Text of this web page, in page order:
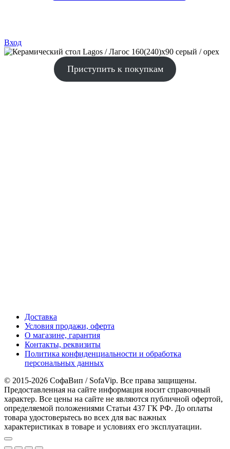
Вход
Приступить к покупкам
Доставка
Условия продажи, оферта
О магазине, гарантия
Контакты, реквизиты
Политика конфиденциальности и обработка
персональных данных
© 2015-2026 СофаВип / SofaVip. Все права защищены.
Предоставленная на сайте информация носит справочный
характер. Все цены на сайте не являются публичной офертой,
определяемой положениями Статьи 437 ГК РФ. До оплаты
товара удостоверьтесь во всех для вас важных
характеристиках в товаре и условиях его эксплуатации.